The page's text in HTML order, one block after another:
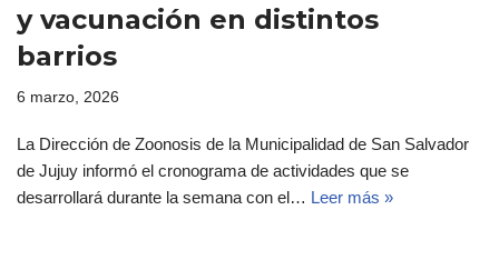
y vacunación en distintos
barrios
6 marzo, 2026
La Dirección de Zoonosis de la Municipalidad de San Salvador
de Jujuy informó el cronograma de actividades que se
desarrollará durante la semana con el… Leer más »